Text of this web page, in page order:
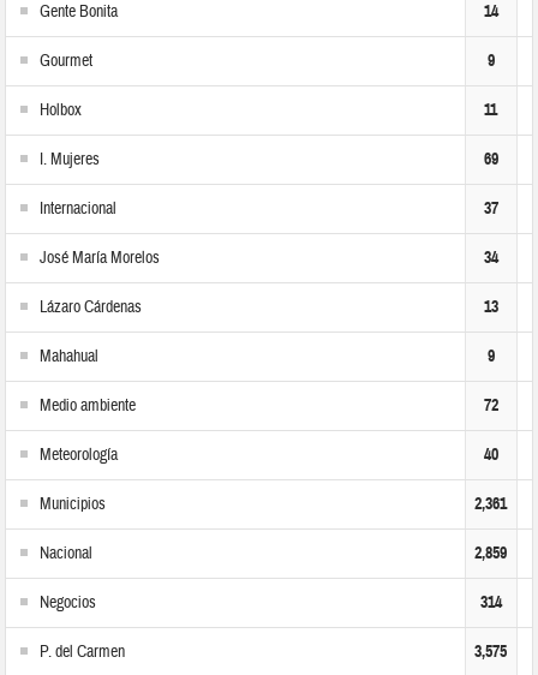
Gente Bonita 14
Gourmet 9
Holbox 11
I. Mujeres 69
Internacional 37
José María Morelos 34
Lázaro Cárdenas 13
Mahahual 9
Medio ambiente 72
Meteorología 40
Municipios 2,361
Nacional 2,859
Negocios 314
P. del Carmen 3,575